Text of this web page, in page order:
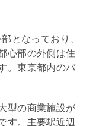
となっており、
心部の外側は住
。東京都内のバ
型の商業施設が
す。主要駅近辺